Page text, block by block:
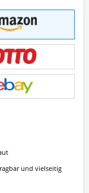
und vielseitig